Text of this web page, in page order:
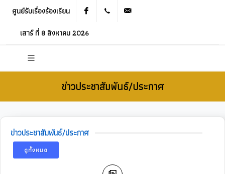
ศูนย์รับเรื่องร้องเรียน Facebook 021905536
เสาร์ ที่ 8 สิงหาคม 2026
ข่าวประชาสัมพันธ์/ประกาศ
ข่าวประชาสัมพันธ์/ประกาศ
ดูทั้งหมด